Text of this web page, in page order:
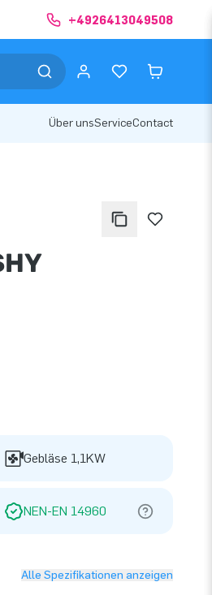
+4926413049508
Über unsServiceContact
Gebläse 1,1KW
NEN-EN 14960
Alle Spezifikationen anzeigen